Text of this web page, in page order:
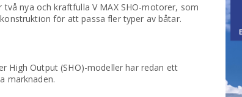
nya och kraftfulla V MAX SHO-motorer, som
för att passa fler typer av båtar.
High Output (SHO)-modeller har redan ett
marknaden.